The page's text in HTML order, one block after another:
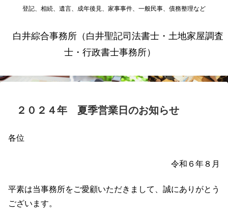
登記、相続、遺言、成年後見、家事事件、一般民事、債務整理など
白井綜合事務所（白井聖記司法書士・土地家屋調査
士・行政書士事務所）
２０２４年 夏季営業日のお知らせ
各位
令和６年８月
平素は当事務所をご愛顧いただきまして、誠にありがとう
ございます。